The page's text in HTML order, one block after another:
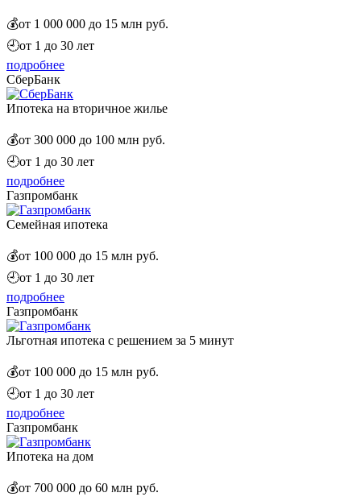
💰от 1 000 000 до 15 млн руб.
🕘от 1 до 30 лет
подробнее
СберБанк
Ипотека на вторичное жилье
💰от 300 000 до 100 млн руб.
🕘от 1 до 30 лет
подробнее
Газпромбанк
Семейная ипотека
💰от 100 000 до 15 млн руб.
🕘от 1 до 30 лет
подробнее
Газпромбанк
Льготная ипотека с решением за 5 минут
💰от 100 000 до 15 млн руб.
🕘от 1 до 30 лет
подробнее
Газпромбанк
Ипотека на дом
💰от 700 000 до 60 млн руб.